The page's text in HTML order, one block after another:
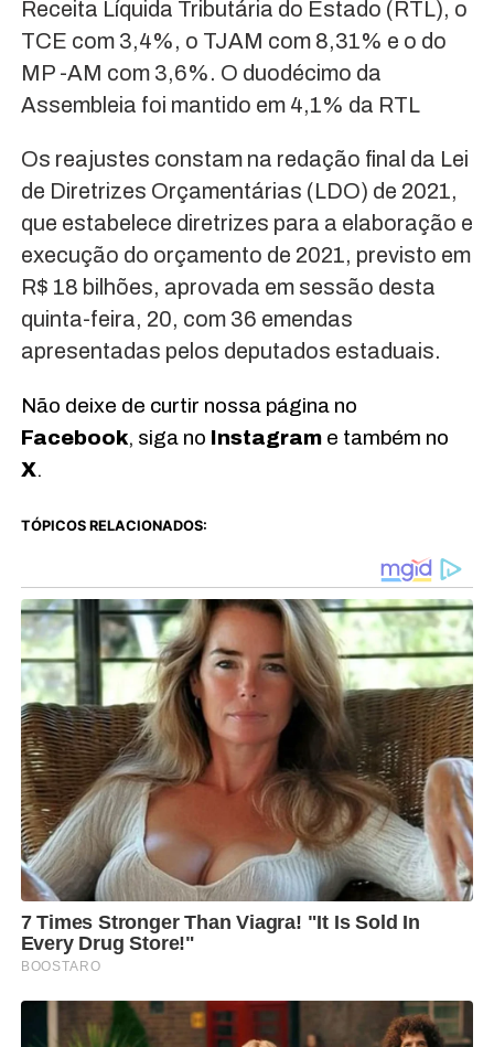
Receita Líquida Tributária do Estado (RTL), o
TCE com 3,4%, o TJAM com 8,31% e o do
MP -AM com 3,6%. O duodécimo da
Assembleia foi mantido em 4,1% da RTL
Os reajustes constam na redação final da Lei
de Diretrizes Orçamentárias (LDO) de 2021,
que estabelece diretrizes para a elaboração e
execução do orçamento de 2021, previsto em
R$ 18 bilhões, aprovada em sessão desta
quinta-feira, 20, com 36 emendas
apresentadas pelos deputados estaduais.
Não deixe de curtir nossa página no
Facebook, siga no Instagrame também no
X.
TÓPICOS RELACIONADOS: